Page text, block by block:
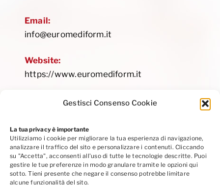
Gestisci Consenso Cookie
La tua privacy è importante
Utilizziamo i cookie per migliorare la tua esperienza di navigazione,
analizzare il traffico del sito e personalizzare i contenuti. Cliccando
su "Accetta", acconsenti all'uso di tutte le tecnologie descritte. Puoi
gestire le tue preferenze in modo granulare tramite le opzioni qui
sotto. Tieni presente che negare il consenso potrebbe limitare
alcune funzionalità del sito.
Email:
info@euromediform.it
Website:
https://www.euromediform.it
Privacy Policy|Cookie Policy|Codice Etico
Seguici su Linkedin